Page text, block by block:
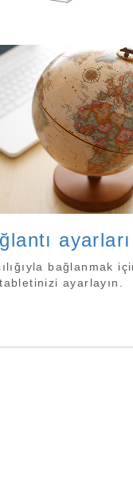
ayarları
bağlanmak
ayarlayın.